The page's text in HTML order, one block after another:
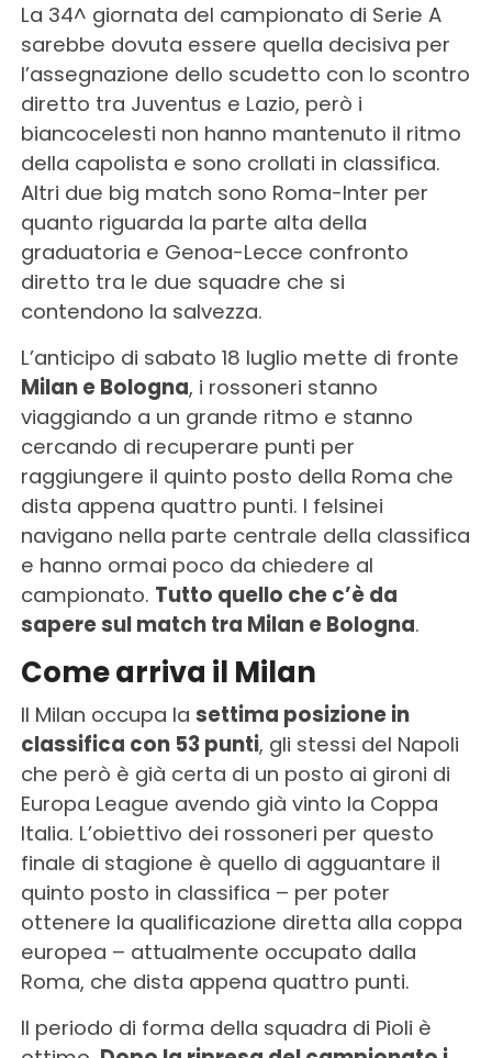
La 34^ giornata del campionato di Serie A
sarebbe dovuta essere quella decisiva per
l’assegnazione dello scudetto con lo scontro
diretto tra Juventus e Lazio, però i
biancocelesti non hanno mantenuto il ritmo
della capolista e sono crollati in classifica.
Altri due big match sono Roma-Inter per
quanto riguarda la parte alta della
graduatoria e Genoa-Lecce confronto
diretto tra le due squadre che si
contendono la salvezza.
L’anticipo di sabato 18 luglio mette di fronte
Milan e Bologna, i rossoneri stanno
viaggiando a un grande ritmo e stanno
cercando di recuperare punti per
raggiungere il quinto posto della Roma che
dista appena quattro punti. I felsinei
navigano nella parte centrale della classifica
e hanno ormai poco da chiedere al
campionato. Tutto quello che c’è da
sapere sul match tra Milan e Bologna.
Come arriva il Milan
Il Milan occupa la settima posizione in
classifica con 53 punti, gli stessi del Napoli
che però è già certa di un posto ai gironi di
Europa League avendo già vinto la Coppa
Italia. L’obiettivo dei rossoneri per questo
finale di stagione è quello di agguantare il
quinto posto in classifica – per poter
ottenere la qualificazione diretta alla coppa
europea – attualmente occupato dalla
Roma, che dista appena quattro punti.
Il periodo di forma della squadra di Pioli è